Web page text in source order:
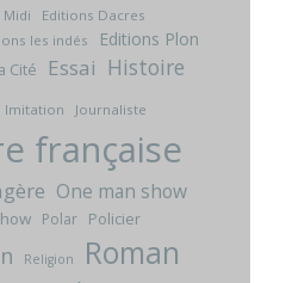
Midi
Editions Dacres
les indés Editions Plon
Cité Essai Histoire
Imitation Journaliste
française
One man show
Polar Policier
Religion Roman